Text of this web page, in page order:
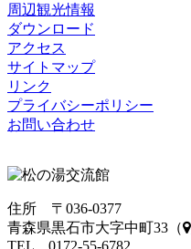
周辺観光情報
ダウンロード
アクセス
サイトマップ
リンク
プライバシーポリシー
お問い合わせ
住所 〒036-0377
青森県黒石市大字中町33（
TEL 0172-55-6782